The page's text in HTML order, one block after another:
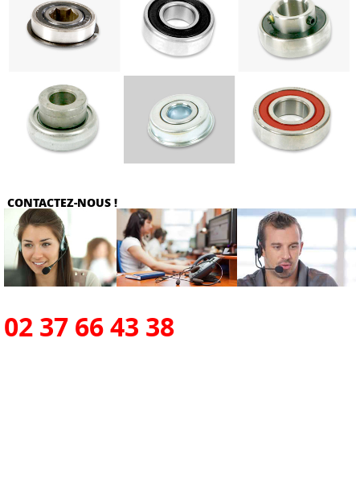
CONTACTEZ-NOUS !
02 37 66 43 38